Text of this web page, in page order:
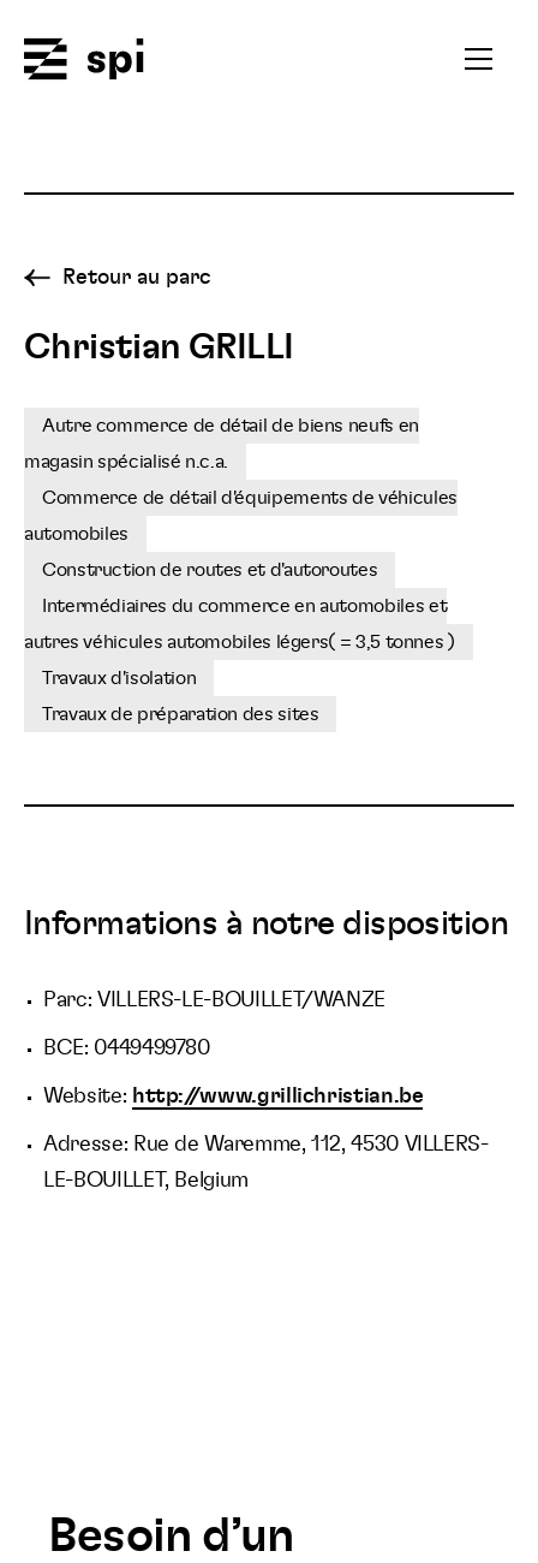
Ouvrir
Retour au parc
Christian GRILLI
Autre commerce de détail de biens neufs en
magasin spécialisé n.c.a.
Commerce de détail d'équipements de véhicules
automobiles
Construction de routes et d'autoroutes
Intermédiaires du commerce en automobiles et
autres véhicules automobiles légers( = 3,5 tonnes )
Travaux d'isolation
Travaux de préparation des sites
Informations à notre disposition
Parc: VILLERS-LE-BOUILLET/WANZE
BCE: 0449499780
Website: http://www.grillichristian.be
Adresse: Rue de Waremme, 112, 4530 VILLERS-
LE-BOUILLET, Belgium
Besoin d’un